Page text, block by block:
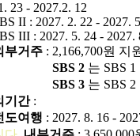
23 - 2027.2. 12
II : 2027. 2. 22 - 2027.
III : 2027. 5. 24 - 2027.
부거주 : 2,166,700원 지
SBS 2 는 SBS
SBS 3 는 SBS
기간:
도여행 : 2027. 8. 16 -